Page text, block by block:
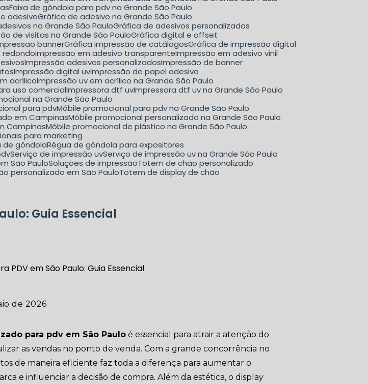
Faixa de gôndola para pdv na Grande São Paulo
adesivo Gráfica de adesivo na Grande São Paulo
na Grande São Paulo Gráfica de adesivos personalizados
de visitas na Grande São Paulo Gráfica digital e offset
banner Gráfica impressão de catálogos Gráfica de impressão digital
redondoImpressão em adesivo transparenteImpressão em adesivo vinil
Impressão adesivos personalizadosImpressão de banner
Impressão digital uvImpressão de papel adesivo
acrílicoImpressão uv em acrílico na Grande São Paulo
uso comercialImpressora dtf uvImpressora dtf uv na Grande São Paulo
na Grande São Paulo
para pdv Móbile promocional para pdv na Grande São Paulo
em Campinas Móbile promocional personalizado na Grande São Paulo
Campinas Móbile promocional de plástico na Grande São Paulo
para marketing
de gôndola Régua de gôndola para expositores
Serviço de impressão uv Serviço de impressão uv na Grande São Paulo
São Paulo Soluções de impressão Totem de chão personalizado
personalizado em São Paulo Totem de display de chão
Guia Essencial
de 2026
para pdv em São Paulo é essencial para atrair a atenção do
as vendas no ponto de venda. Com a grande concorrência no
de maneira eficiente faz toda a diferença para aumentar o
e influenciar a decisão de compra. Além da estética, o display